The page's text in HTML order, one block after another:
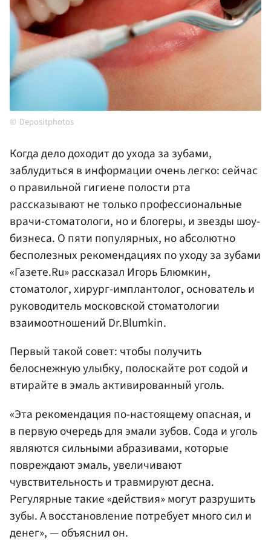
Depositphotos
Когда дело доходит до ухода за зубами,
заблудиться в информации очень легко: сейчас
о правильной гигиене полости рта
рассказывают не только профессиональные
врачи-стоматологи, но и блогеры, и звезды шоу-
бизнеса. О пяти популярных, но абсолютно
бесполезных рекомендациях по уходу за зубами
«Газете.Ru» рассказал Игорь Блюмкин,
стоматолог, хирург-имплантолог, основатель и
руководитель московской стоматологии
взаимоотношений Dr.Blumkin.
Первый такой совет: чтобы получить
белоснежную улыбку, полоскайте рот содой и
втирайте в эмаль активированный уголь.
«Эта рекомендация по-настоящему опасная, и
в первую очередь для эмали зубов. Сода и уголь
являются сильными абразивами, которые
повреждают эмаль, увеличивают
чувствительность и травмируют десна.
Регулярные такие «действия» могут разрушить
зубы. А восстановление потребует много сил и
денег», — объяснил он.